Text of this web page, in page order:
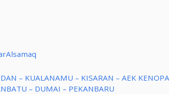
– KUALANAMU – KISARAN – AEK
– DUMAI – PEKANBARU